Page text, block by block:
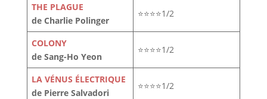
THE PLAGUE
de Charlie Polinger
⭐⭐⭐⭐1/2
COLONY
de Sang-Ho Yeon
⭐⭐⭐⭐1/2
LA VÉNUS ÉLECTRIQUE
de Pierre Salvadori
⭐⭐⭐⭐1/2